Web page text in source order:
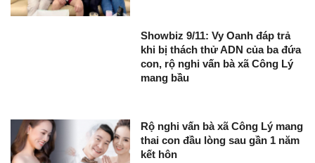
Showbiz 9/11: Vy Oanh đáp trả
khi bị thách thử ADN của ba đứa
con, rộ nghi vấn bà xã Công Lý
mang bầu
Rộ nghi vấn bà xã Công Lý mang
thai con đầu lòng sau gần 1 năm
kết hôn